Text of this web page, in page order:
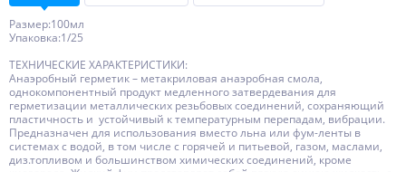
Размер:100мл
Упаковка:1/25
ТЕХНИЧЕСКИЕ ХАРАКТЕРИСТИКИ:
Анаэробный герметик – метакриловая анаэробная смола,
однокомпонентный продукт медленного затвердевания для
герметизации металлических резьбовых соединений, сохраняющий
пластичность и устойчивый к температурным перепадам, вибрации.
Предназначен для использования вместо льна или фум-ленты в
системах с водой, в том числе с горячей и питьевой, газом, маслами,
диз.топливом и большинством химических соединений, кроме